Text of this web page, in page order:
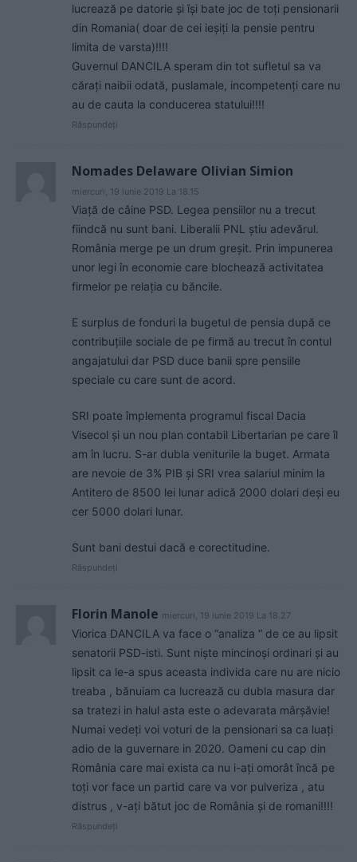
lucrează pe datorie și își bate joc de toți pensionarii
din Romania( doar de cei ieșiți la pensie pentru
limita de varsta)!!!!
Guvernul DANCILA speram din tot sufletul sa va
cărați naibii odată, puslamale, incompetenți care nu
au de cauta la conducerea statului!!!!
Răspundeți
Nomades Delaware Olivian Simion
miercuri, 19 iunie 2019 La 18.15
Viață de câine PSD. Legea pensiilor nu a trecut
fiindcă nu sunt bani. Liberalii PNL ştiu adevărul.
România merge pe un drum greșit. Prin impunerea
unor legi în economie care blochează activitatea
firmelor pe relația cu băncile.
E surplus de fonduri la bugetul de pensia după ce
contribuțiile sociale de pe firmă au trecut în contul
angajatului dar PSD duce banii spre pensiile
speciale cu care sunt de acord.
SRI poate împlementa programul fiscal Dacia
Visecol şi un nou plan contabil Libertarian pe care îl
am în lucru. S-ar dubla veniturile la buget. Armata
are nevoie de 3% PIB şi SRI vrea salariul minim la
Antitero de 8500 lei lunar adică 2000 dolari deşi eu
cer 5000 dolari lunar.
Sunt bani destui dacă e corectitudine.
Răspundeți
Florin Manole miercuri, 19 iunie 2019 La 18.27
Viorica DANCILA va face o “analiza “ de ce au lipsit
senatorii PSD-isti. Sunt niște mincinoși ordinari și au
lipsit ca le-a spus aceasta individa care nu are nicio
treaba , bănuiam ca lucrează cu dubla masura dar
sa tratezi in halul asta este o adevarata mârșăvie!
Numai vedeți voi voturi de la pensionari sa ca luați
adio de la guvernare in 2020. Oameni cu cap din
România care mai exista ca nu i-ați omorât încă pe
toți vor face un partid care va vor pulveriza , atu
distrus , v-ați bătut joc de România și de romani!!!!
Răspundeți